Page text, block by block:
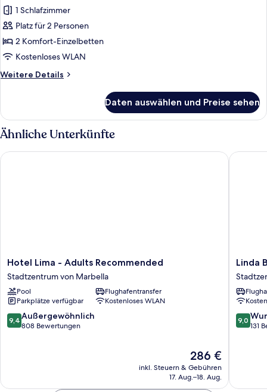
Classic-
Zweibettzimmer
anzeigen
1 Schlafzimmer
Platz für 2 Personen
2 Komfort-Einzelbetten
Kostenloses WLAN
Weitere Details
Weitere
Zweibettzimmer
Daten auswählen und Preise sehen
Ähnliche Unterkünfte
Hotel
Lima
-
Adults
Recommended
Stadtzentrum
von
Hotel Lima - Adults Recommended
Stadtzentrum von Marbella
Pool
Flughafentransfer
Parkplätze verfügbar
Kostenloses WLAN
9.4
von
9,4 Außergewöhnlich
808 Bewertungen
Der
Preis
beträgt
286 €
inkl. Steuern & Gebühren
17. Aug.–18. Aug.
Hotel Lima - Adults Recommended
Linda
Hotel
von
Linda
9.0
von
9,0
131
Linda